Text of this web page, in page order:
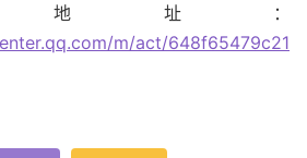
地址：
m/act/648f65479c21